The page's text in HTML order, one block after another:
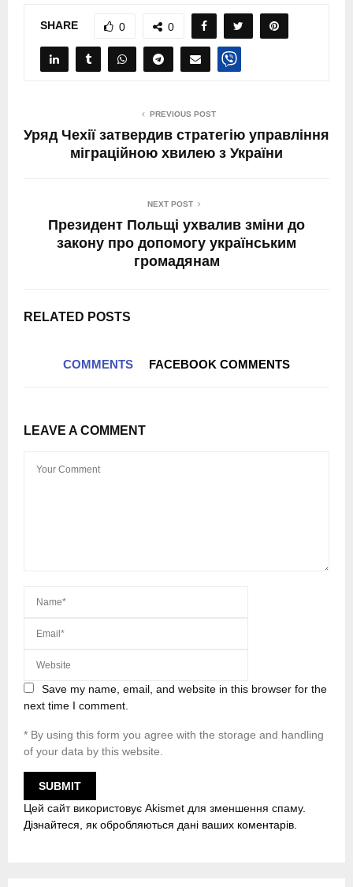
SHARE 0 0
PREVIOUS POST
Уряд Чехії затвердив стратегію управління
міграційною хвилею з України
NEXT POST
Президент Польщі ухвалив зміни до
закону про допомогу українським
громадянам
RELATED POSTS
COMMENTS FACEBOOK COMMENTS
LEAVE A COMMENT
Save my name, email, and website in this browser for the
next time I comment.
* By using this form you agree with the storage and handling
of your data by this website.
Цей сайт використовує Akismet для зменшення спаму.
Дізнайтеся, як обробляються дані ваших коментарів.